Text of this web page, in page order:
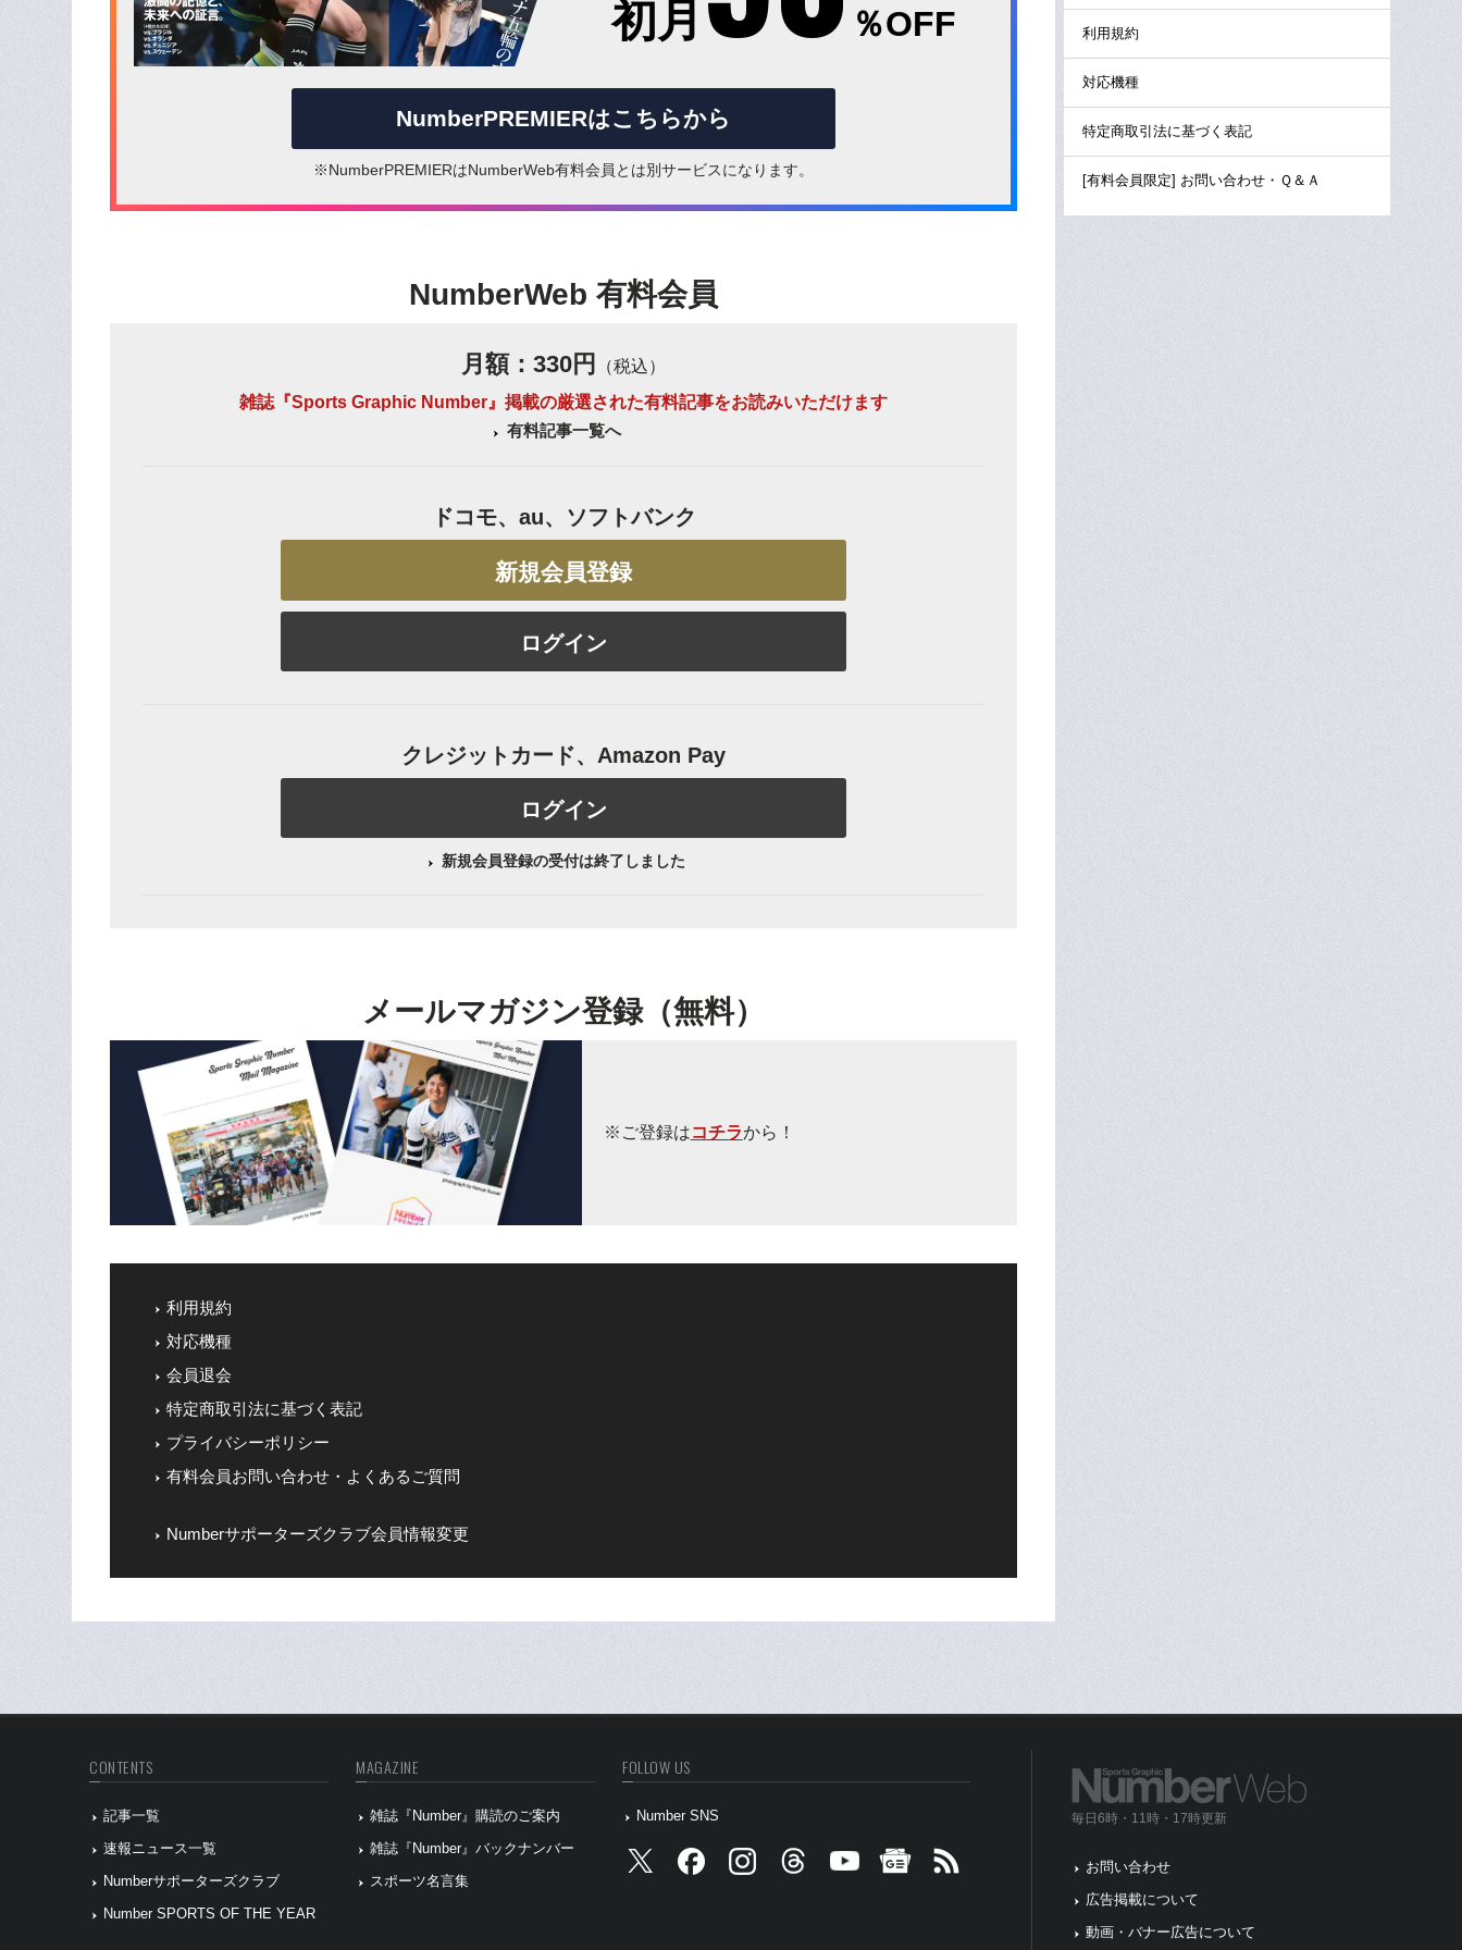
初月 ％OFF
NumberPREMIERはこちらから
※NumberPREMIERはNumberWeb有料会員とは別サービスになります。
NumberWeb 有料会員
月額：330円
（税込）
雑誌『Sports Graphic Number』掲載の厳選された有料記事をお読みいただけます
有料記事一覧へ
ドコモ、au、ソフトバンク
新規会員登録
ログイン
クレジットカード、Amazon Pay
ログイン
新規会員登録の受付は終了しました
メールマガジン登録（無料）
※ご登録はコチラから！
利用規約
対応機種
会員退会
特定商取引法に基づく表記
プライバシーポリシー
有料会員お問い合わせ・よくあるご質問
Numberサポーターズクラブ会員情報変更
利用規約
対応機種
特定商取引法に基づく表記
[有料会員限定] お問い合わせ・Ｑ＆Ａ
CONTENTS
記事一覧
速報ニュース一覧
Numberサポーターズクラブ
Number SPORTS OF THE YEAR
MAGAZINE
雑誌『Number』購読のご案内
雑誌『Number』バックナンバー
スポーツ名言集
FOLLOW US
Number SNS 毎日6時・11時・17時更新
お問い合わせ
広告掲載について
動画・バナー広告について